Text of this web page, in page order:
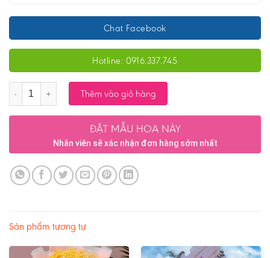
Chat Facebook
Hotline: 0916.337.745
Số lượng Thêm vào giỏ hàng
ĐẶT MẪU HOA NÀY
Nhân viên sẽ xác nhận đơn hàng sớm nhất
Sản phẩm tương tự